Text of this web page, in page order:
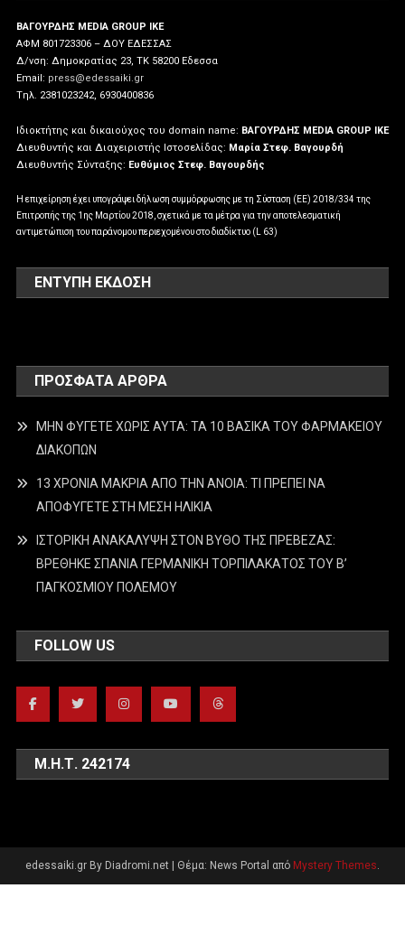
ΒΑΓΟΥΡΔΗΣ MEDIA GROUP IKE
ΑΦΜ 801723306 – ΔΟΥ ΕΔΕΣΣΑΣ
Δ/νση: Δημοκρατίας 23, ΤΚ 58200 Εδεσσα
Email: press@edessaiki.gr
Tηλ. 2381023242, 6930400836
Ιδιοκτήτης και δικαιούχος του domain name: ΒΑΓΟΥΡΔΗΣ MEDIA GROUP IKE
Διευθυντής και Διαχειριστής Ιστοσελίδας: Μαρία Στεφ. Βαγουρδή
Διευθυντής Σύνταξης: Ευθύμιος Στεφ. Βαγουρδής
Η επιχείρηση έχει υπογράψει δήλωση συμμόρφωσης με τη Σύσταση (ΕΕ) 2018/334 της
Επιτροπής της 1ης Μαρτίου 2018, σχετικά με τα μέτρα για την αποτελεσματική
αντιμετώπιση του παράνομου περιεχομένου στο διαδίκτυο (L 63)
ΕΝΤΥΠΗ ΕΚΔΟΣΗ
ΠΡΌΣΦΑΤΑ ΆΡΘΡΑ
ΜΗΝ ΦΥΓΕΤΕ ΧΩΡΙΣ ΑΥΤΑ: ΤΑ 10 ΒΑΣΙΚΑ ΤΟΥ ΦΑΡΜΑΚΕΙΟΥ
ΔΙΑΚΟΠΩΝ
13 ΧΡΟΝΙΑ ΜΑΚΡΙΑ ΑΠΟ ΤΗΝ ΑΝΟΙΑ: ΤΙ ΠΡΕΠΕΙ ΝΑ
ΑΠΟΦΥΓΕΤΕ ΣΤΗ ΜΕΣΗ ΗΛΙΚΙΑ
ΙΣΤΟΡΙΚΗ ΑΝΑΚΑΛΥΨΗ ΣΤΟΝ ΒΥΘΟ ΤΗΣ ΠΡΕΒΕΖΑΣ:
ΒΡΕΘΗΚΕ ΣΠΑΝΙΑ ΓΕΡΜΑΝΙΚΗ ΤΟΡΠΙΛΑΚΑΤΟΣ ΤΟΥ Β’
ΠΑΓΚΟΣΜΙΟΥ ΠΟΛΕΜΟΥ
FOLLOW US
Μ.Η.Τ. 242174
edessaiki.gr By Diadromi.net Θέμα: News Portal από Mystery Themes.